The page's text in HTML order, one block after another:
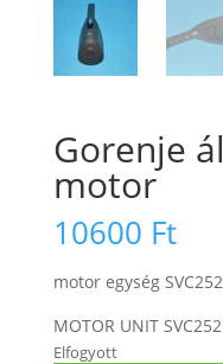
Gorenje
motor
10600 Ft
motor egység
MOTOR UNIT
Elfogyott